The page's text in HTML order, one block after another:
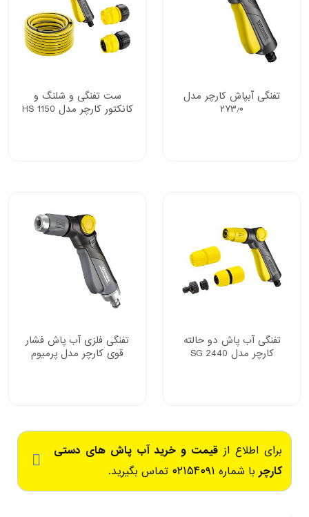
تفنگی آبپاش کارچر مدل
۲۷۳٫۰
ست تفنگی و شلنگ و
کانکتور کارچر مدل HS 1150
تفنگی آب پاش دو حالته
کارچر مدل SG 2440
تفنگی فلزی آب پاش فشار
قوی کارچر مدل پرمیوم
برای اطلاع از قیمت و خرید آب پاش های دستی
کارچر با شماره ۰۲۱۵۴۰۹۱ تماس بگیرید.